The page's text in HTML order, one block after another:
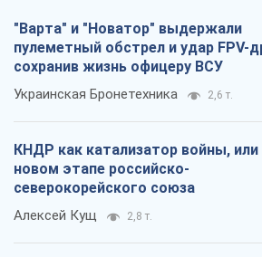
"Варта" и "Новатор" выдержали
пулеметный обстрел и удар FPV-
сохранив жизнь офицеру ВСУ
Украинская Бронетехника 2,6 т.
КНДР как катализатор войны, или
новом этапе российско-
северокорейского союза
Алексей Кущ 2,8 т.